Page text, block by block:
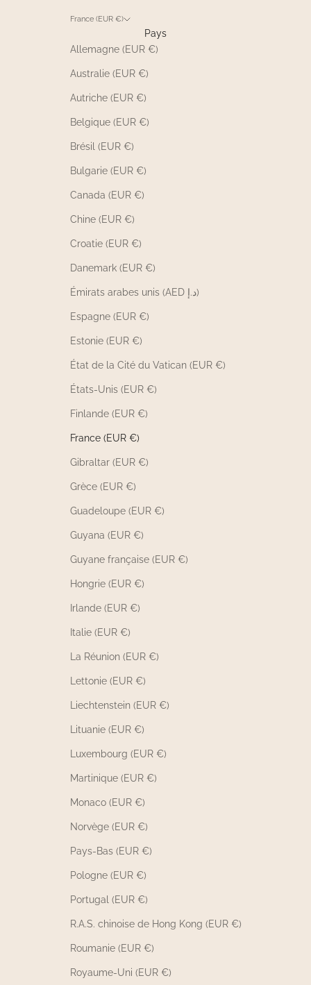
France (EUR €)
Pays
Allemagne (EUR €)
Australie (EUR €)
Autriche (EUR €)
Belgique (EUR €)
Brésil (EUR €)
Bulgarie (EUR €)
Canada (EUR €)
Chine (EUR €)
Croatie (EUR €)
Danemark (EUR €)
Émirats arabes unis (AED د.إ)
Espagne (EUR €)
Estonie (EUR €)
État de la Cité du Vatican (EUR €)
États-Unis (EUR €)
Finlande (EUR €)
France (EUR €)
Gibraltar (EUR €)
Grèce (EUR €)
Guadeloupe (EUR €)
Guyana (EUR €)
Guyane française (EUR €)
Hongrie (EUR €)
Irlande (EUR €)
Italie (EUR €)
La Réunion (EUR €)
Lettonie (EUR €)
Liechtenstein (EUR €)
Lituanie (EUR €)
Luxembourg (EUR €)
Martinique (EUR €)
Monaco (EUR €)
Norvège (EUR €)
Pays-Bas (EUR €)
Pologne (EUR €)
Portugal (EUR €)
R.A.S. chinoise de Hong Kong (EUR €)
Roumanie (EUR €)
Royaume-Uni (EUR €)